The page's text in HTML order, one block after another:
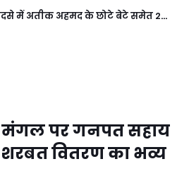
में अतीक अहमद के छोटे बेटे समेत 2
मंगल पर गनपत सहाय
शरबत वितरण का भव्य